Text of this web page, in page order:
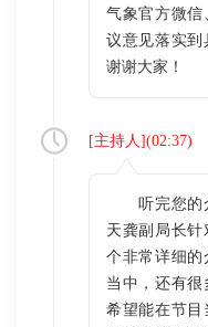
气象官方微信
议意见落实到
谢谢大家！
[主持人](02:37)
听完您的
天龚副局长针
个非常详细的
当中，还有
希望能在节目